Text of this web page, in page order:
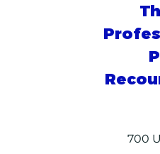
700